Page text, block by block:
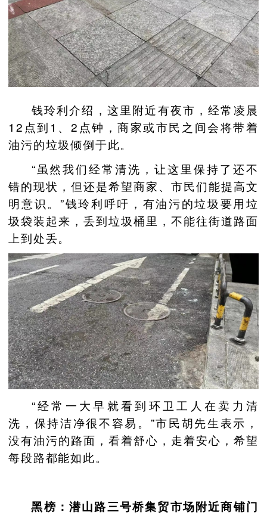
钱玲利介绍，这里附近有夜市，经常凌晨
12点到1、2点钟，商家或市民之间会将带着
油污的垃圾倾倒于此。
“虽然我们经常清洗，让这里保持了还不
错的现状，但还是希望商家、市民们能提高文
明意识。”钱玲利呼吁，有油污的垃圾要用垃
圾袋装起来，丢到垃圾桶里，不能往街道路面
上到处丢。
“经常一大早就看到环卫工人在卖力清
洗，保持洁净很不容易。”市民胡先生表示，
没有油污的路面，看着舒心，走着安心，希望
每段路都能如此。
黑榜 ：潜山路三号桥集贸市场附近商铺门